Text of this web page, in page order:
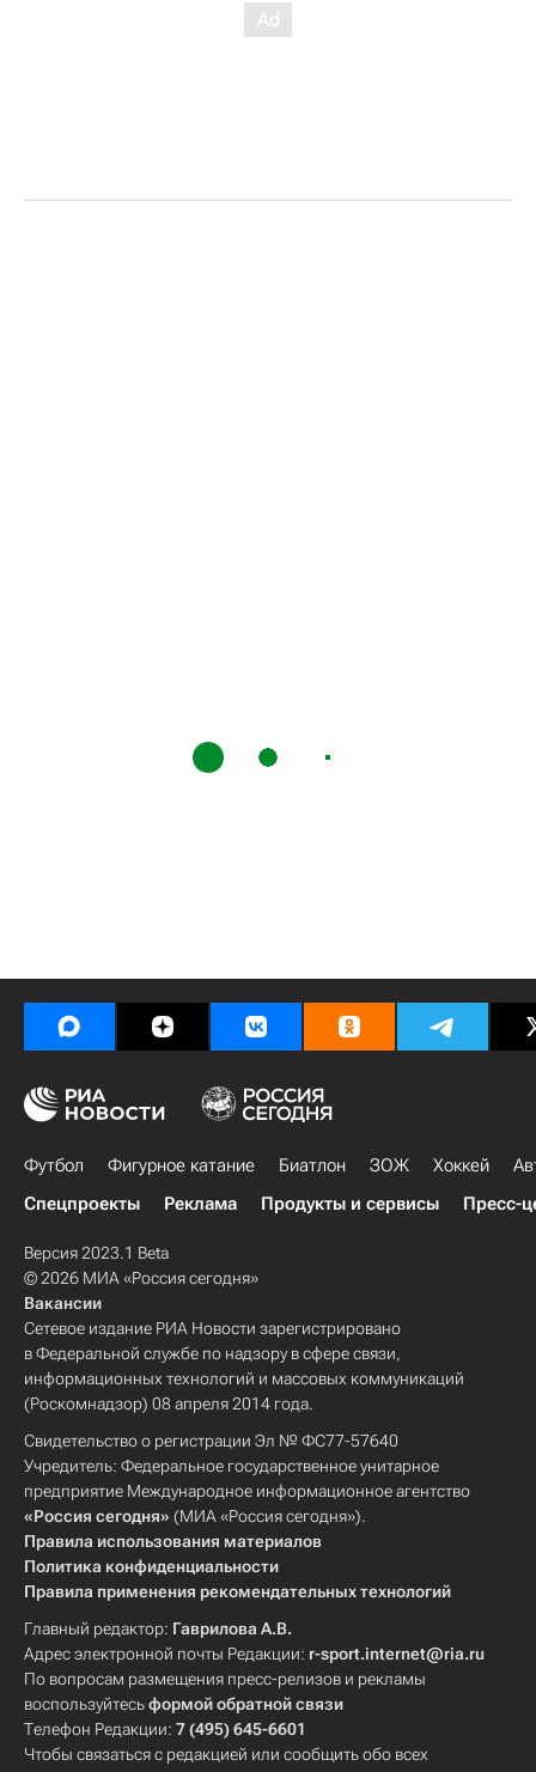
Футбол Фигурное катание Биатлон ЗОЖ Хоккей
Спецпроекты
Реклама Продукты и сервисы Пресс-
Версия 2023.1 Beta
© 2026 МИА «Россия сегодня»
Вакансии
Сетевое издание РИА Новости зарегистрировано
в Федеральной службе по надзору в сфере связи,
информационных технологий и массовых коммуникаций
(Роскомнадзор) 08 апреля 2014 года.
Свидетельство о регистрации Эл № ФС77-57640
Учредитель: Федеральное государственное унитарное
предприятие Международное информационное агентство
«Россия сегодня» (МИА «Россия сегодня»).
Правила использования материалов
Политика конфиденциальности
Правила применения рекомендательных технологий
Главный редактор: Гаврилова А.В.
Адрес электронной почты Редакции: r-sport.internet@ria.ru
По вопросам размещения пресс-релизов и рекламы
воспользуйтесьформой обратной связи
Телефон Редакции: 7 (495) 645-6601
Чтобы связаться с редакцией или сообщить обо всех